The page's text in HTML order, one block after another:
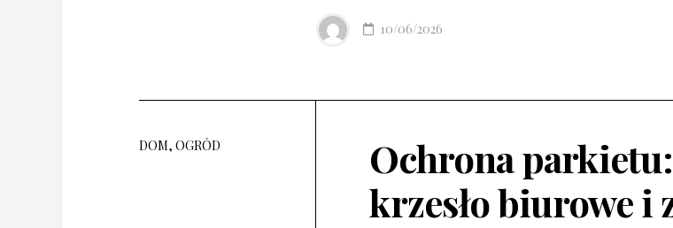
10/06/2026
DOM, OGRÓD
Ochrona parkietu:
krzesło biurowe i